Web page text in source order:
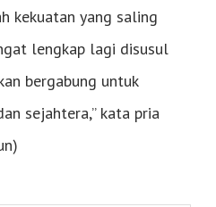
kekuatan yang saling
lengkap lagi disusul
bergabung untuk
sejahtera,” kata pria